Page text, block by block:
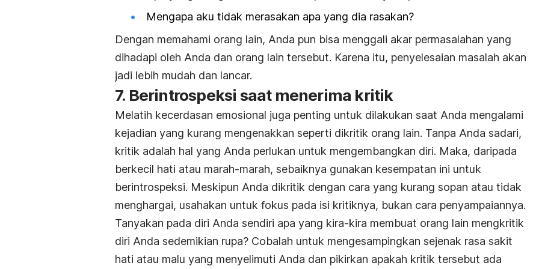
Mengapa aku tidak merasakan apa yang dia rasakan?
Dengan memahami orang lain, Anda pun bisa menggali akar permasalahan yang
dihadapi oleh Anda dan orang lain tersebut. Karena itu, penyelesaian masalah akan
jadi lebih mudah dan lancar.
7. Berintrospeksi saat menerima kritik
Melatih kecerdasan emosional juga penting untuk dilakukan saat Anda mengalami
kejadian yang kurang mengenakkan seperti dikritik orang lain. Tanpa Anda sadari,
kritik adalah hal yang Anda perlukan untuk mengembangkan diri. Maka, daripada
berkecil hati atau marah-marah, sebaiknya gunakan kesempatan ini untuk
berintrospeksi. Meskipun Anda dikritik dengan cara yang kurang sopan atau tidak
menghargai, usahakan untuk fokus pada isi kritiknya, bukan cara penyampaiannya.
Tanyakan pada diri Anda sendiri apa yang kira-kira membuat orang lain mengkritik
diri Anda sedemikian rupa? Cobalah untuk mengesampingkan sejenak rasa sakit
hati atau malu yang menyelimuti Anda dan pikirkan apakah kritik tersebut ada